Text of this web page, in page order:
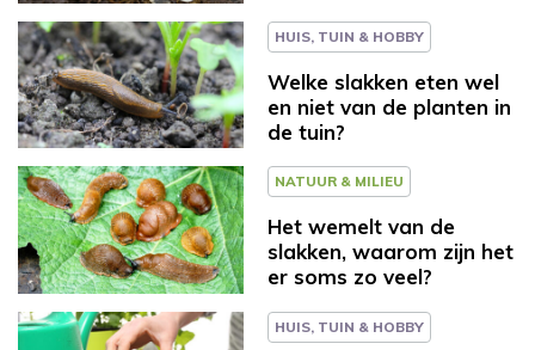
HUIS, TUIN & HOBBY
Welke slakken eten wel
en niet van de planten in
de tuin?
NATUUR & MILIEU
Het wemelt van de
slakken, waarom zijn het
er soms zo veel?
HUIS, TUIN & HOBBY